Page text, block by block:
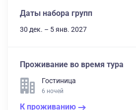
Даты набора групп
30 дек. – 5 янв. 2027
Проживание во время тура
Гостиница
6 ночей
К проживанию